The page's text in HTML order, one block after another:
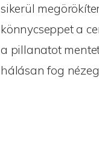
sikerül
könnycseppet a
a pillanatot
hálásan fog